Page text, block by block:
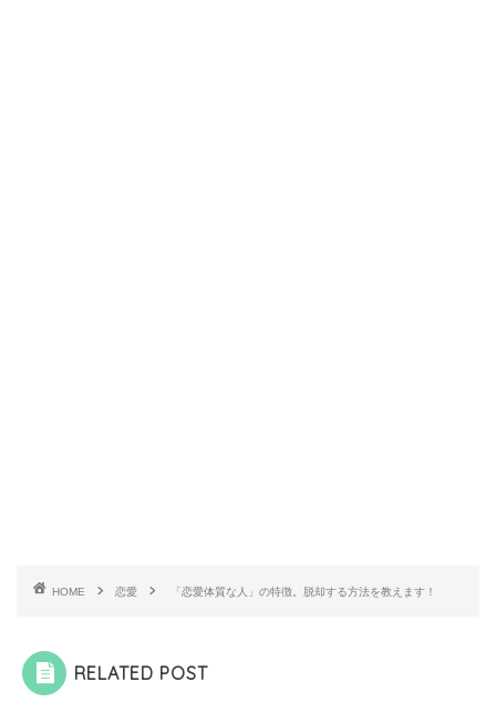
HOME 恋愛 「恋愛体質な人」の特徴。脱却する方法を教えます！
RELATED POST